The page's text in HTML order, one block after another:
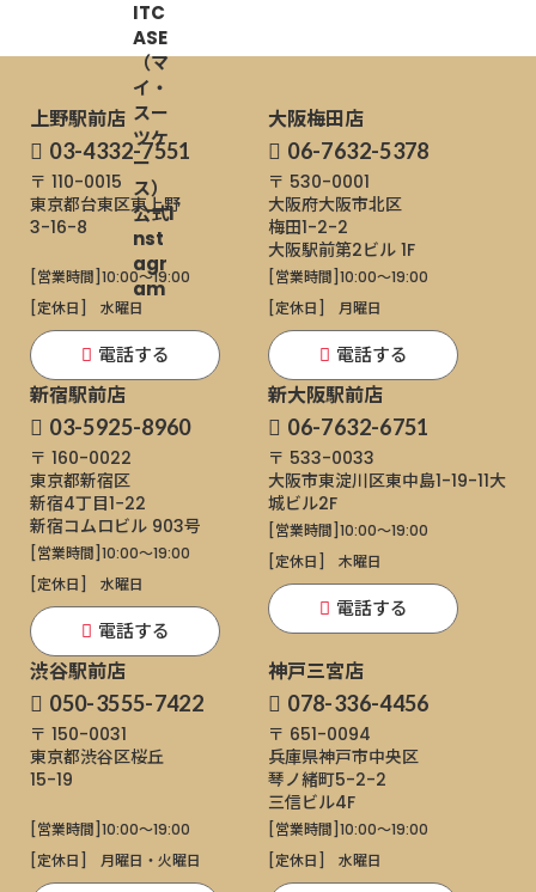
上野駅前店
03-4332-7551
〒 110-0015
東京都台東区東上野
3-16-8
[営業時間]10:00～19:00
[定休日]
水曜日
電話する
大阪梅田店
06-7632-5378
〒 530-0001
大阪府大阪市北区
梅田1-2-2
大阪駅前第2ビル 1F
[営業時間]10:00～19:00
[定休日]
月曜日
電話する
新宿駅前店
03-5925-8960
〒 160-0022
東京都新宿区
新宿4丁目1−22
新宿コムロビル 903号
[営業時間]10:00～19:00
[定休日]
水曜日
電話する
新大阪駅前店
06-7632-6751
〒 533-0033
大阪市東淀川区東中島1-19-11大
城ビル2F
[営業時間]10:00～19:00
[定休日]
木曜日
電話する
渋谷駅前店
050-3555-7422
〒 150-0031
東京都渋谷区桜丘
15-19
[営業時間]10:00～19:00
[定休日]
月曜日・火曜日
神戸三宮店
078-336-4456
〒 651-0094
兵庫県神戸市中央区
琴ノ緒町5-2-2
三信ビル4F
[営業時間]10:00～19:00
[定休日]
水曜日